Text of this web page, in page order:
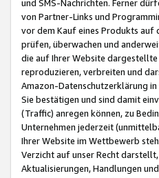
und SMS-Nachrichten. Ferner
von Partner-Links und
vor dem Kauf eines Produkts auf
prüfen, überwachen und
die auf Ihrer Website
reproduzieren, verbreiten und
Amazon-Datenschutzerklärung in
Sie bestätigen und sind damit
(Traffic) anregen können, zu
Unternehmen jederzeit
Ihrer Website im Wettbewerb
Verzicht auf unser Recht
Aktualisierungen, Handlungen